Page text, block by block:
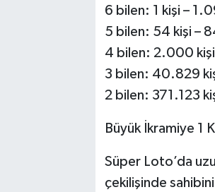
6 bilen: 1 kişi –
5 bilen: 54 kişi –
4 bilen: 2.000
3 bilen: 40.829
2 bilen: 371.123
Büyük İkramiye 1
Süper Loto’da
çekilişinde